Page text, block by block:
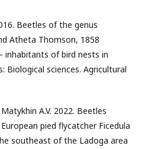
Beetles of the genus
Atheta Thomson, 1858
inhabitants of bird nests in
Biological sciences. Agricultural
A.V. 2022. Beetles
pied flycatcher Ficedula
southeast of the Ladoga area